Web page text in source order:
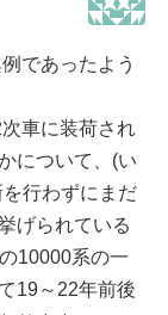
であったよう
車に装荷され
について、(い
行わずにまだ
げられている
10000系の一
19～22年前後